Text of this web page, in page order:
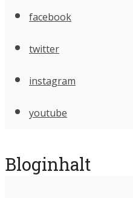
facebook
twitter
instagram
youtube
Bloginhalt